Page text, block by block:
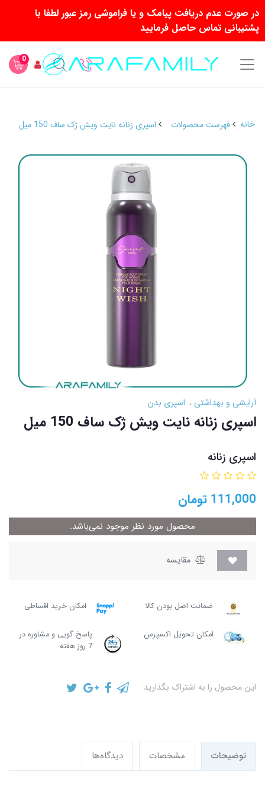
در صورت عدم دریافت پیامک و یا فراموشی رمز عبور لطفا با
پشتیبانی تماس حاصل فرمایید
0
خانه فهرست محصولات اسپری زنانه نایت ویش ژک ساف 150 میل
آرایشی و بهداشتی اسپری بدن
اسپری زنانه نایت ویش ژک ساف 150 میل
اسپری زنانه
111,000 تومان
محصول مورد نظر موجود نمی‌باشد.
مقایسه
ضمانت اصل بودن کالا امکان خرید اقساطی
امکان تحویل اکسپرس
پاسخ گویی و مشاوره در
7 روز هفته
این محصول را به اشتراک بگذارید
توضیحات مشخصات دیدگاه‌ها